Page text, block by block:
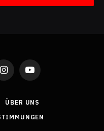
InstagramYouTube
ÜBER UNS